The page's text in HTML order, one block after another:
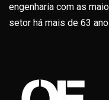
engenharia com as
setor há mais de 63